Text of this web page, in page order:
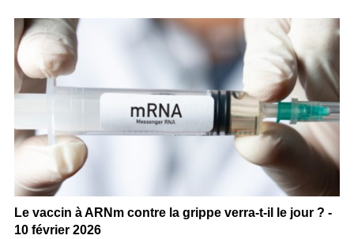
Le vaccin à ARNm contre la grippe verra-t-il le jour ? -
10 février 2026